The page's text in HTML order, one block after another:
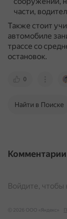
части,
Также стоит
автомобиле
трассе со
остановок.
0
Найти в Поиске
Комментарии
Войдите,
© 2026 ООО «Яндекс»